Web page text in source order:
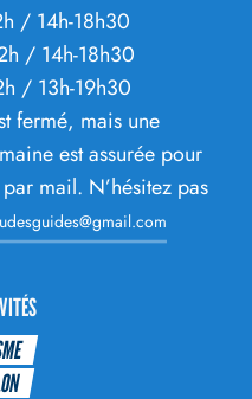
/ 14h-18h30
/ 14h-18h30
/ 13h-19h30
fermé, mais une
est assurée pour
mail. N’hésitez pas